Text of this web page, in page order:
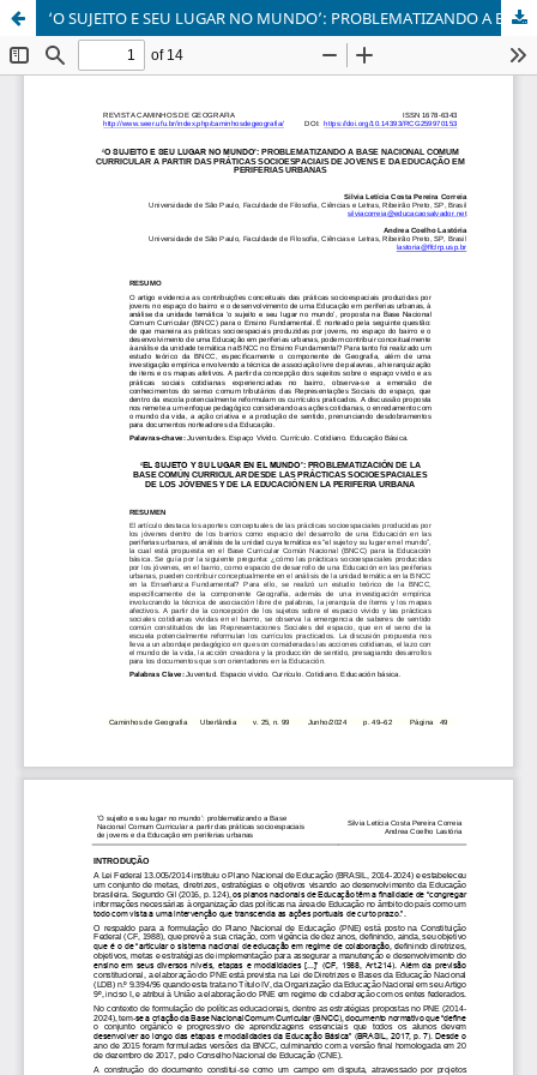
‘O SUJEITO E SEU LUGAR NO MUNDO’: PROBLEMATIZANDO A BASE NACIONAL COMUM CURRICULAR A PARTIR DAS PRÁTICAS SOCIOESPACIAIS DE JOVENS E DA EDUCAÇÃO EM PERIFERIAS URBANAS